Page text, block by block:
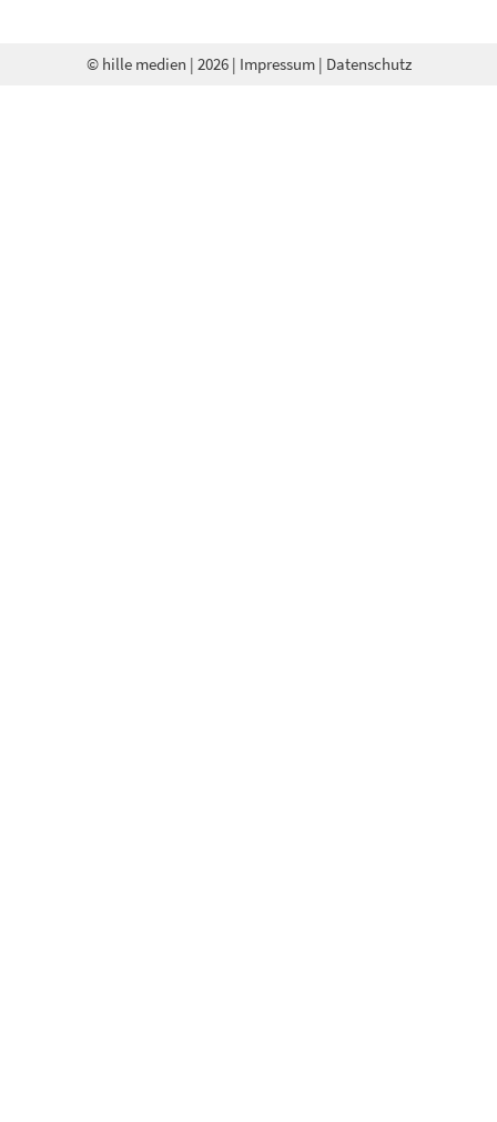
© hille medien | 2026 | Impressum| Datenschutz